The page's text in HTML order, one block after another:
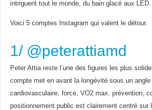
intriguent tout le monde, du bain glacé aux LED.
Voici 5 comptes Instagram qui valent le détour.
1/ @peterattiamd
Peter Attia reste l’une des figures les plus
compte met en avant la longévité sous un
cardiovasculaire, force, VO2 max, prévention,
positionnement public est clairement centré sur